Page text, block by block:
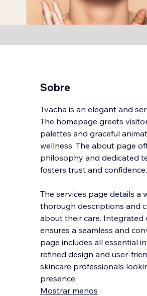
Sobre
Tvacha is an elegant and
The homepage greets
palettes and graceful
wellness. The about page
philosophy and dedicated
fosters trust and confidence.
The services page details a
thorough descriptions and
about their care. Integrated
ensures a seamless and
page includes all essential
refined design and user-
skincare professionals
presence
Mostrar menos